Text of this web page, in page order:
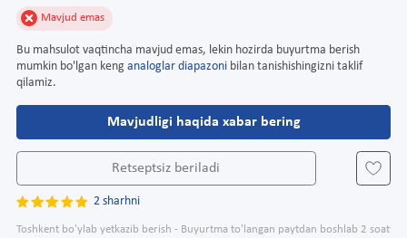
Mavjud emas
Bu mahsulot vaqtincha mavjud emas, lekin hozirda buyurtma berish
mumkin bo'lgan keng analoglar diapazoni bilan tanishishingizni taklif
qilamiz.
Mavjudligi haqida xabar bering
Retseptsiz beriladi
2 sharhni
Toshkent bo'ylab yetkazib berish - Buyurtma to'langan paytdan boshlab 2 soat